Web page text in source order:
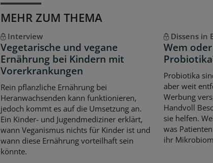
MEHR ZUM THEMA
Interview
Vegetarische und vegane
Ernährung bei Kindern mit
Vorerkrankungen
Rein pflanzliche Ernährung bei
Heranwachsenden kann funktionieren,
jedoch kommt es auf die Umsetzung an.
Ein Kinder- und Jugendmediziner erklärt,
wann Veganismus nichts für Kinder ist und
wann diese Ernährung vorteilhaft sein
könnte.
Dissens in
Wem
Probiotika
aber weit
Werbung
Handvoll
sie helfen.
was
ihr